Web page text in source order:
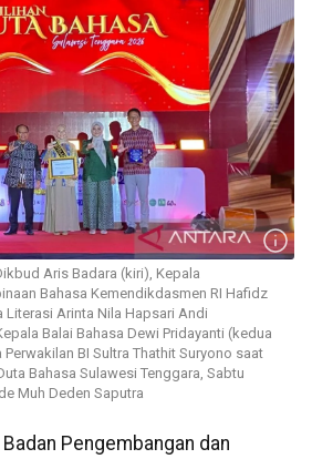
Aris Badara (kiri), Kepala
Bahasa Kemendikdasmen RI Hafidz
Literasi Arinta Nila Hapsari Andi
Balai Bahasa Dewi Pridayanti (kedua
BI Sultra Thathit Suryono saat
Bahasa Sulawesi Tenggara, Sabtu
Muh Deden Saputra
Pengembangan dan